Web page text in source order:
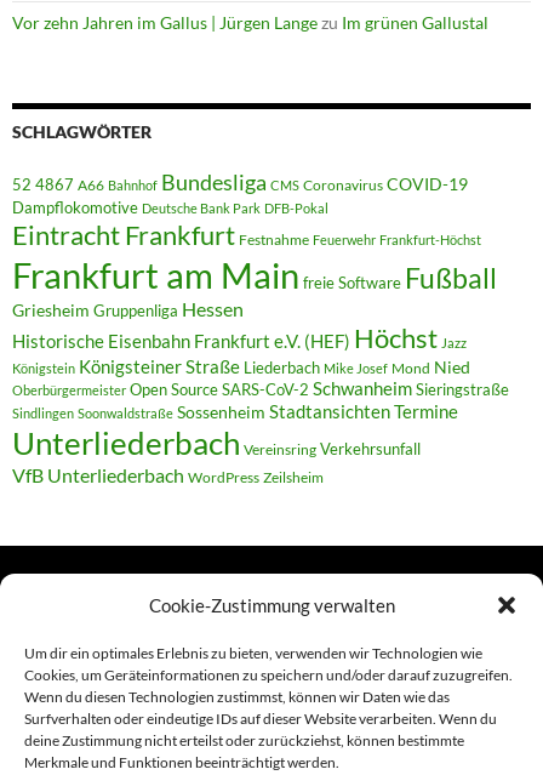
Cookie-Zustimmung verwalten
Um dir ein optimales Erlebnis zu bieten, verwenden wir Technologien wie
Cookies, um Geräteinformationen zu speichern und/oder darauf zuzugreifen.
Wenn du diesen Technologien zustimmst, können wir Daten wie das
Surfverhalten oder eindeutige IDs auf dieser Website verarbeiten. Wenn du
deine Zustimmung nicht erteilst oder zurückziehst, können bestimmte
Merkmale und Funktionen beeinträchtigt werden.
Vor zehn Jahren im Gallus | Jürgen Langezu Im grünen Gallustal
SCHLAGWÖRTER
52 4867 A66 Bahnhof Bundesliga CMS Coronavirus COVID-19
Dampflokomotive Deutsche Bank Park DFB-Pokal
Eintracht Frankfurt Festnahme Feuerwehr Frankfurt-Höchst
Frankfurt am Main freie Software Fußball
Griesheim Gruppenliga Hessen
Historische Eisenbahn Frankfurt e.V. (HEF) Höchst Jazz
Königstein Königsteiner Straße Liederbach Mike Josef Mond Nied
Oberbürgermeister Open SourceSARS-CoV-2 SchwanheimSieringstraße
Sindlingen Soonwaldstraße Sossenheim StadtansichtenTermine
Unterliederbach Vereinsring Verkehrsunfall
VfB Unterliederbach WordPress Zeilsheim
Links
Amiga (alt in Seite)